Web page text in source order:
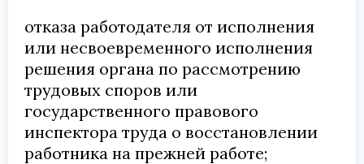
отказа работодателя от исполнения
или несвоевременного исполнения
решения органа по рассмотрению
трудовых споров или
государственного правового
инспектора труда о восстановлении
работника на прежней работе;